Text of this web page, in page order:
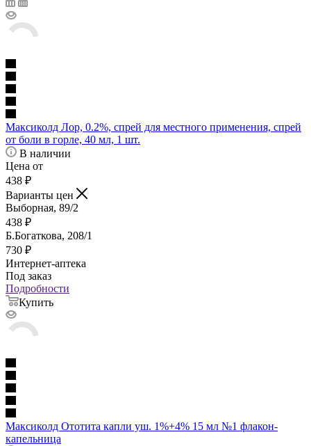
Максиколд Лор, 0.2%, спрей для местного применения, спрей
от боли в горле, 40 мл, 1 шт.
В наличии
Цена от
438 ₽
Варианты цен
Выборная, 89/2
438 ₽
Б.Богаткова, 208/1
730 ₽
Интернет-аптека
Под заказ
Подробности
Купить
Максиколд Ототита капли уш. 1%+4% 15 мл №1 флакон-
капельница